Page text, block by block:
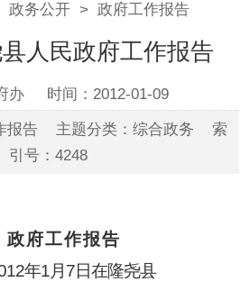
政务公开> 政府工作报告
人民政府工作报告
办 时间：2012-01-09
报告 主题分类：综合政务 索
引号：4248
政府工作报告
年1月 7日在隆尧县